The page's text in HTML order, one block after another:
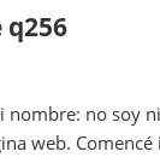
q256
nombre: no soy
web.